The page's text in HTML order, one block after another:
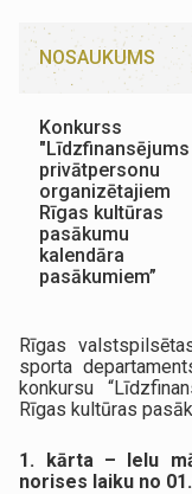
NOSAUKUMS
Konkurss
"Līdzfinansējums
privātpersonu
organizētajiem
Rīgas kultūras
pasākumu
kalendāra
pasākumiem”
Rīgas
sporta
konkursu
Rīgas kultūras
1. kārta – Ielu
norises laiku no